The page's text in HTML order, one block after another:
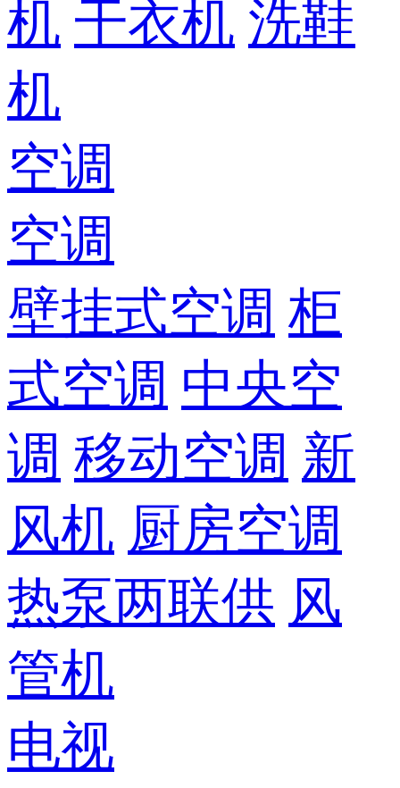
机 干衣机 洗鞋
机
空调
空调
壁挂式空调 柜
式空调 中央空
调 移动空调 新
风机 厨房空调
热泵两联供 风
管机
电视